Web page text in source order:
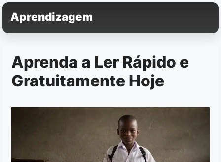
Pular
para
o
Aprendizagem
Aprenda a Ler Rápido e
Gratuitamente Hoje